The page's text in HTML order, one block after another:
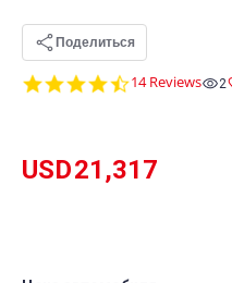
4.6
14 Reviews 2
USD21,317
Поделиться